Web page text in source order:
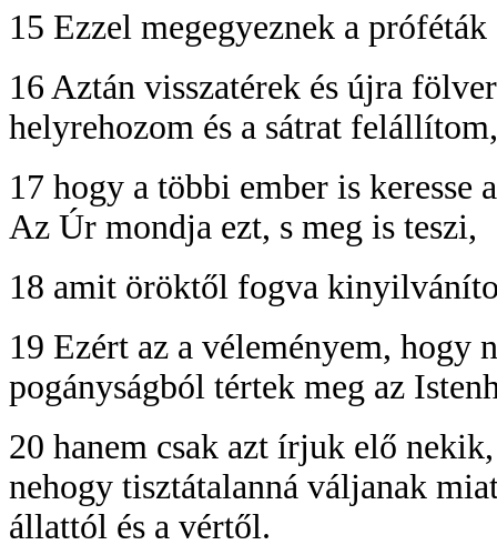
15 Ezzel megegyeznek a
16 Aztán visszatérek és újra
helyrehozom és a sátrat felállítom,
17 hogy a többi ember is
Az Úr mondja ezt, s meg is teszi,
18 amit öröktől fogva
19 Ezért az a véleményem, hogy
pogányságból tértek meg az
20 hanem csak azt írjuk elő
nehogy tisztátalanná váljanak
állattól és a vértől.